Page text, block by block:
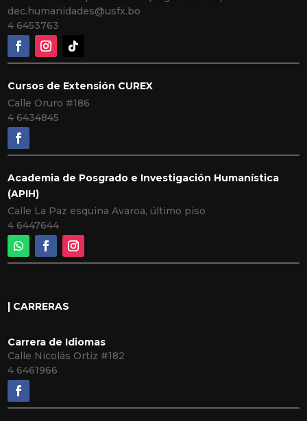
dec.humanidades@usfx.bo
4 6453763
Cursos de Extensión CUREX
Calle Oruro #186
4 6434845
Academia de Posgrado e Investigación Humanística
(APIH)
Calle La Paz esquina Avaroa, último piso
4 6447644
| CARRERAS
Carrera de Idiomas
Calle Nicolás Ortiz #182
4 6461966